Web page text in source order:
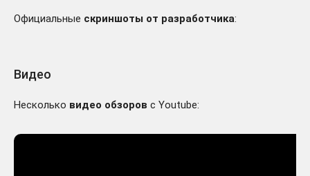
Официальные скриншоты от разработчика:
Видео
Несколько видео обзоров с Youtube: